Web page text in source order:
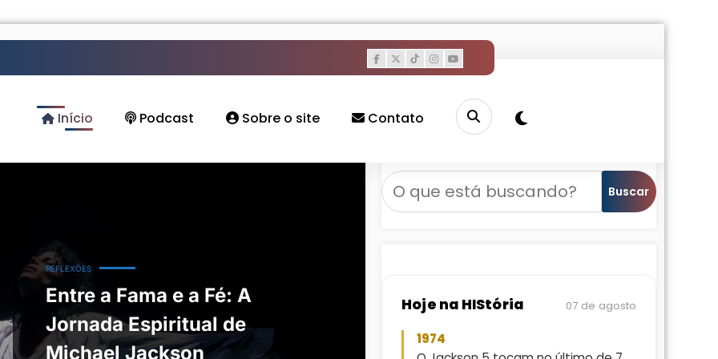
Início
Podcast Sobre o site Contato
REFLEXÕES
Entre a Fama e a Fé: A
Jornada Espiritual de
Michael Jackson
Pesquisar Buscar
Hoje na HIStória 07 de agosto
1974